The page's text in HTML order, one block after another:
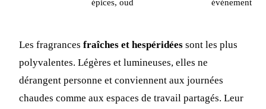
épices, oud
événement
Les fragrances fraîches et hespéridées sont les plus
polyvalentes. Légères et lumineuses, elles ne
dérangent personne et conviennent aux journées
chaudes comme aux espaces de travail partagés. Leur